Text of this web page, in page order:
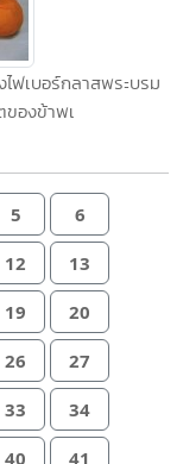
เบอร์กลาสพระบรม
องข้าพเ
5 6
12 13
19 20
26 27
33 34
40 41